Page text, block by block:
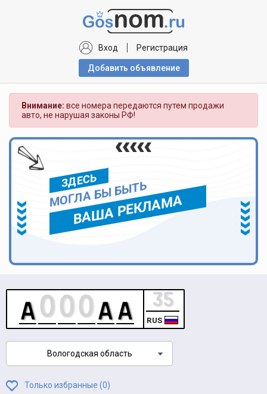
Вход Регистрация
Добавить объявлениe
Внимание: все номера передаются путем продажи
авто, не нарушая законы РФ!
ЗДЕСЬ
МОГЛА БЫ БЫТЬ
ВАША РЕКЛАМА
RUS
Вологодская область
Только избранные (0)